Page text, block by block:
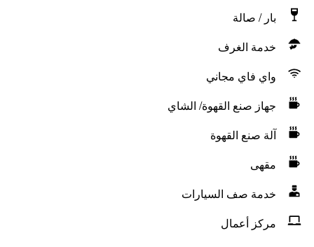
بار / صالة
خدمة الغرف
واي فاي مجاني
جهاز صنع القهوة/ الشاي
آلة صنع القهوة
مقهى
خدمة صف السيارات
مركز أعمال